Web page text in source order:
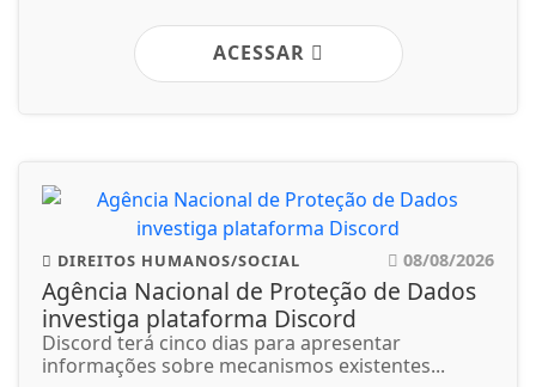
ACESSAR
DIREITOS HUMANOS/SOCIAL 08/08/2026
Agência Nacional de Proteção de Dados
investiga plataforma Discord
Discord terá cinco dias para apresentar
informações sobre mecanismos existentes...